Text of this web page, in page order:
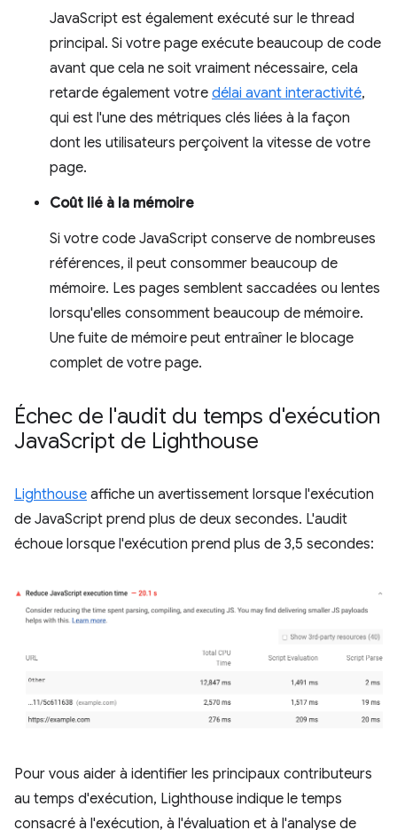
JavaScript est également exécuté sur le thread
principal. Si votre page exécute beaucoup de code
avant que cela ne soit vraiment nécessaire, cela
retarde également votre délai avant interactivité,
qui est l'une des métriques clés liées à la façon
dont les utilisateurs perçoivent la vitesse de votre
page.
Coût lié à la mémoire
Si votre code JavaScript conserve de nombreuses
références, il peut consommer beaucoup de
mémoire. Les pages semblent saccadées ou lentes
lorsqu'elles consomment beaucoup de mémoire.
Une fuite de mémoire peut entraîner le blocage
complet de votre page.
Échec de l'audit du temps d'exécution
JavaScript de Lighthouse
Lighthouse affiche un avertissement lorsque l'exécution
de JavaScript prend plus de deux secondes. L'audit
échoue lorsque l'exécution prend plus de 3,5 secondes:
Pour vous aider à identifier les principaux contributeurs
au temps d'exécution, Lighthouse indique le temps
consacré à l'exécution, à l'évaluation et à l'analyse de